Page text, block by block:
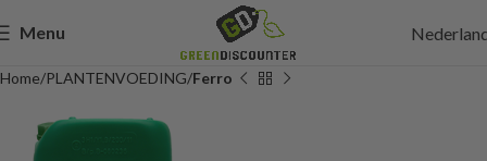
Menu
Home PLANTENVOEDING Ferro